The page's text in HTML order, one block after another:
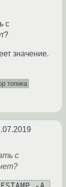
с
значение.
топика
с